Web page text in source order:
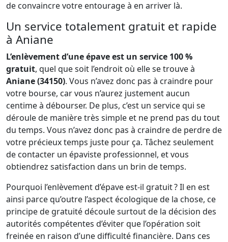
de convaincre votre entourage à en arriver là.
Un service totalement gratuit et rapide
à Aniane
L’enlèvement d’une épave est un service 100 %
gratuit, quel que soit l’endroit où elle se trouve à
Aniane (34150). Vous n’avez donc pas à craindre pour
votre bourse, car vous n’aurez justement aucun
centime à débourser. De plus, c’est un service qui se
déroule de manière très simple et ne prend pas du tout
du temps. Vous n’avez donc pas à craindre de perdre de
votre précieux temps juste pour ça. Tâchez seulement
de contacter un épaviste professionnel, et vous
obtiendrez satisfaction dans un brin de temps.
Pourquoi l’enlèvement d’épave est-il gratuit ? Il en est
ainsi parce qu’outre l’aspect écologique de la chose, ce
principe de gratuité découle surtout de la décision des
autorités compétentes d’éviter que l’opération soit
freinée en raison d’une difficulté financière. Dans ces